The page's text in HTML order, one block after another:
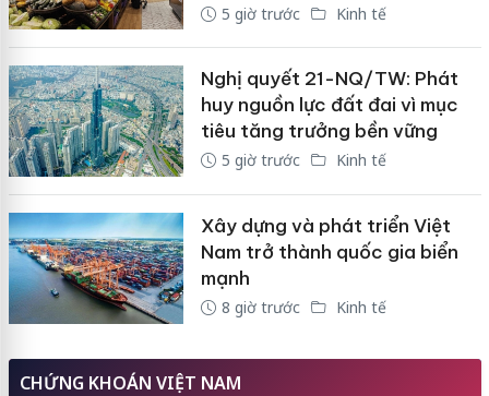
5 giờ trước Kinh tế
Nghị quyết 21-NQ/TW: Phát
huy nguồn lực đất đai vì mục
tiêu tăng trưởng bền vững
5 giờ trước Kinh tế
Xây dựng và phát triển Việt
Nam trở thành quốc gia biển
mạnh
8 giờ trước Kinh tế
CHỨNG KHOÁN VIỆT NAM